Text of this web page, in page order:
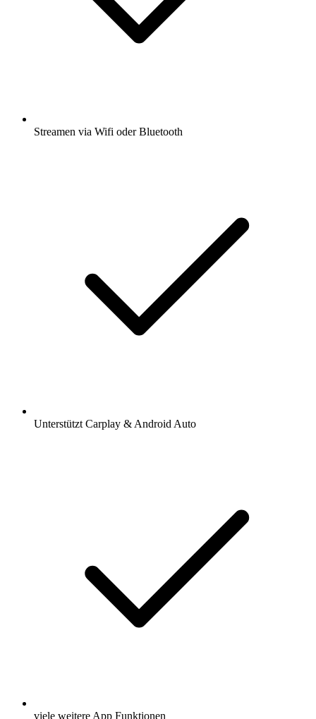
Streamen via Wifi oder Bluetooth
Unterstützt Carplay & Android Auto
viele weitere App Funktionen